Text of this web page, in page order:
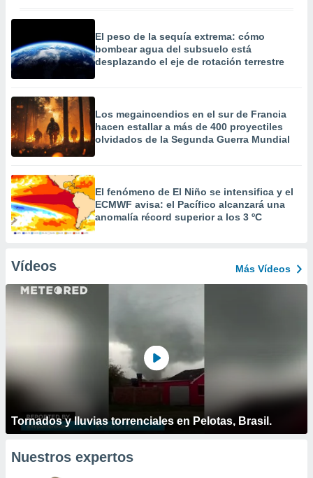
El peso de la sequía extrema: cómo
bombear agua del subsuelo está
desplazando el eje de rotación terrestre
Los megaincendios en el sur de Francia
hacen estallar a más de 400 proyectiles
olvidados de la Segunda Guerra Mundial
El fenómeno de El Niño se intensifica y el
ECMWF avisa: el Pacífico alcanzará una
anomalía récord superior a los 3 ºC
Vídeos Más Vídeos
Tornados y lluvias torrenciales en Pelotas, Brasil.
Nuestros expertos